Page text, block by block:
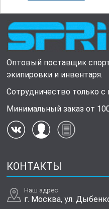
Оптовый поставщик
экипировки и инвентаря.
Сотрудничество только
Минимальный заказ от
КОНТАКТЫ
Наш адрес
г. Москва, ул.